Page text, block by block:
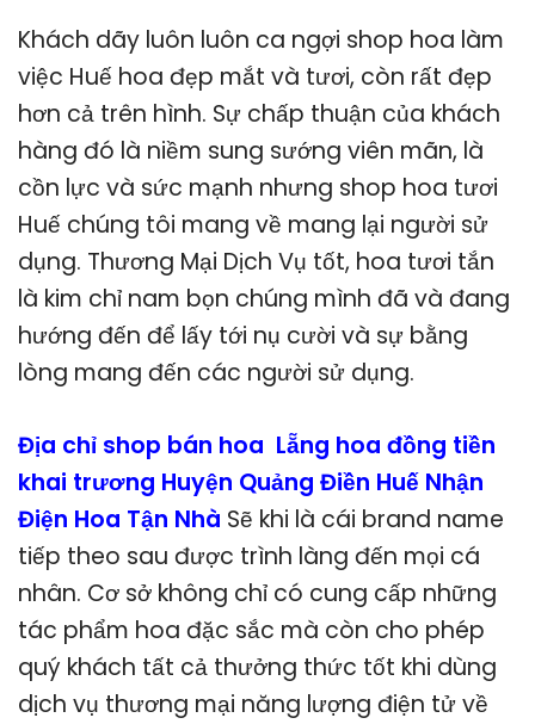
Khách dãy luôn luôn ca ngợi shop hoa làm
việc Huế hoa đẹp mắt và tươi, còn rất đẹp
hơn cả trên hình. Sự chấp thuận của khách
hàng đó là niềm sung sướng viên mãn, là
cồn lực và sức mạnh nhưng shop hoa tươi
Huế chúng tôi mang về mang lại người sử
dụng. Thương Mại Dịch Vụ tốt, hoa tươi tắn
là kim chỉ nam bọn chúng mình đã và đang
hướng đến để lấy tới nụ cười và sự bằng
lòng mang đến các người sử dụng.
Địa chỉ shop bán hoa Lẵng hoa đồng tiền
khai trương Huyện Quảng Điền Huế Nhận
Điện Hoa Tận Nhà Sẽ khi là cái brand name
tiếp theo sau được trình làng đến mọi cá
nhân. Cơ sở không chỉ có cung cấp những
tác phẩm hoa đặc sắc mà còn cho phép
quý khách tất cả thưởng thức tốt khi dùng
dịch vụ thương mại năng lượng điện tử về